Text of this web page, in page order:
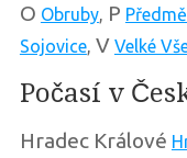
O Obruby, P
Sojovice, V Velké
Počasí v
Hradec Králové